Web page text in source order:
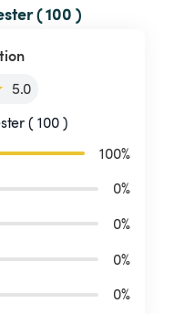
( 100 )
5.0
( 100 )
100%
0%
0%
0%
0%